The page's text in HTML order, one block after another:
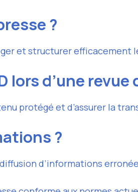
?
et structurer efficacement
d’une revue
protégé et d’assurer la
?
d’informations